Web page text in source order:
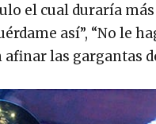
el cual duraría
así”, “No le
las gargantas